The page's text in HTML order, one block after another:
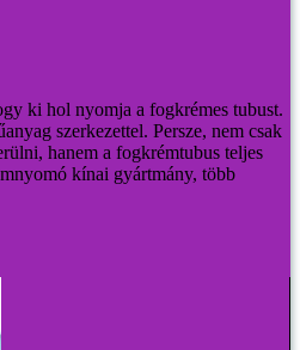
ki hol nyomja a fogkrémes tubust.
szerkezettel. Persze, nem csak
hanem a fogkrémtubus teljes
kínai gyártmány, több